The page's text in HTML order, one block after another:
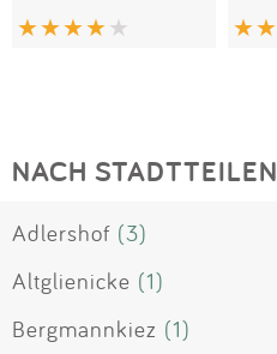
NACH STADTTEILEN
Adlershof (3)
Altglienicke (1)
Bergmannkiez (1)